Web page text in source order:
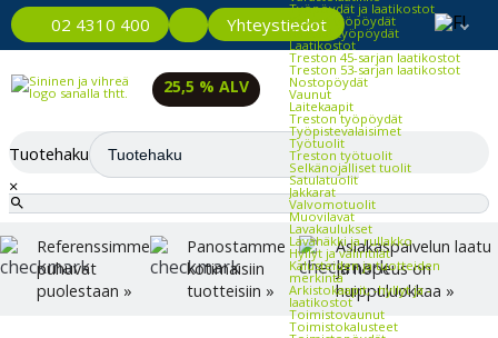
02 4310 400 Yhteystiedot
Työpöydät ja laatikostot
Kevyet työpöydät
Raskaat työpöydät
Laatikostot
Treston 45-sarjan laatikostot
Treston 53-sarjan laatikostot
Nostopöydät
Vaunut
Laitekaapit
Treston työpöydät
Työpistevalaisimet
Työtuolit
Treston työtuolit
Selkänojalliset tuolit
Satulatuolit
Jakkarat
Valvomotuolit
Muovilavat
Lavakaulukset
Lavahäkki ja rullakko
Hyllyt ja väliritilät
Kalusteiden ja tuotteiden
merkintä
Arkistokaapit, -hyllyt ja -
laatikostot
Toimistovaunut
Toimistokalusteet
25,5 % ALV
Tuotehaku
×
Referenssimme
puhuvat
puolestaan »
Panostamme
kotimaisiin
tuotteisiin »
Asiakaspalvelun laatu
ja nopeus on
huippuluokkaa »